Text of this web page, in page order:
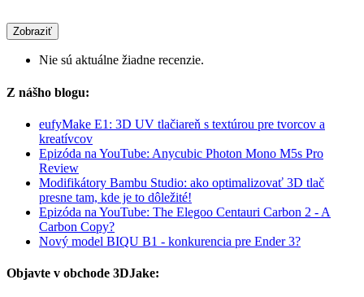
Zobraziť
Nie sú aktuálne žiadne recenzie.
Z nášho blogu:
eufyMake E1: 3D UV tlačiareň s textúrou pre tvorcov a
kreatívcov
Epizóda na YouTube: Anycubic Photon Mono M5s Pro
Review
Modifikátory Bambu Studio: ako optimalizovať 3D tlač
presne tam, kde je to dôležité!
Epizóda na YouTube: The Elegoo Centauri Carbon 2 - A
Carbon Copy?
Nový model BIQU B1 - konkurencia pre Ender 3?
Objavte v obchode 3DJake: